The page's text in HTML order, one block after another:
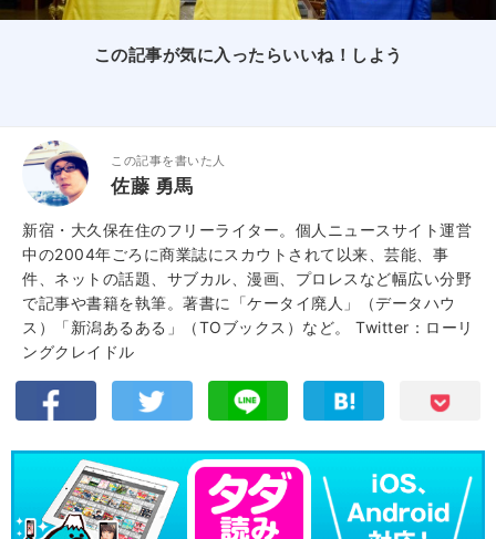
この記事が気に入ったらいいね！しよう
この記事を書いた人
佐藤 勇馬
新宿・大久保在住のフリーライター。個人ニュースサイト運営
中の2004年ごろに商業誌にスカウトされて以来、芸能、事
件、ネットの話題、サブカル、漫画、プロレスなど幅広い分野
で記事や書籍を執筆。著書に「ケータイ廃人」（データハウ
ス）「新潟あるある」（TOブックス）など。 Twitter：ローリ
ングクレイドル